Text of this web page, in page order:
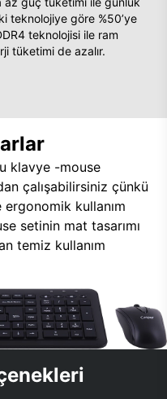
teknolojiye göre %50’ye
teknolojisi ile ram
tüketimi de azalır.
klavye -mouse
çalışabilirsiniz çünkü
kullanım
setinin mat tasarımı
temiz kullanım